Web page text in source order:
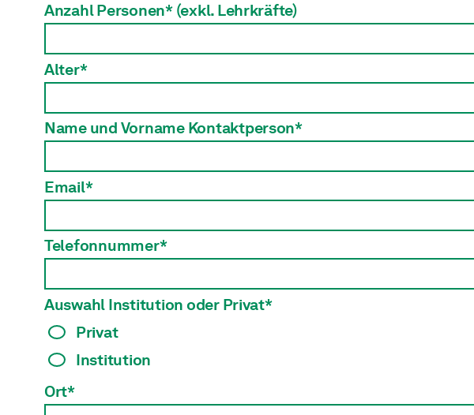
Anzahl Personen* (exkl. Lehrkräfte)
Alter*
Name und Vorname Kontaktperson*
Email*
Telefonnummer*
Auswahl Institution oder Privat*
Privat
Institution
Ort*